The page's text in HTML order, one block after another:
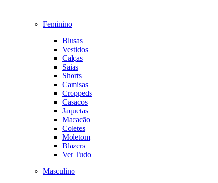
Feminino
Blusas
Vestidos
Calças
Saias
Shorts
Camisas
Croppeds
Casacos
Jaquetas
Macacão
Coletes
Moletom
Blazers
Ver Tudo
Masculino